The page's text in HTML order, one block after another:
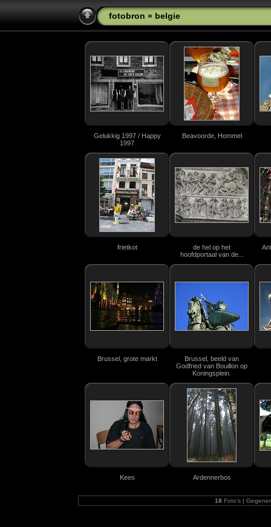
fotobron » belgie
Gelukkig 1997 / Happy
1997
Beavoorde, Hommel
frietkot
de hel op het
hoofdportaal van de...
Brussel, grote markt
Brussel, beeld van
Godfried van Bouillon op
Koningsplein.
Kees Ardennerbos
18 Foto's |